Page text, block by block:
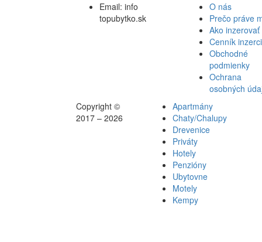
Email: info
topubytko.sk
O nás
Prečo práve
Ako inzerovať
Cenník
Obchodné
podmienky
Ochrana
osobných
Copyright ©
2017 – 2026
Apartmány
Chaty/Chalupy
Drevenice
Priváty
Hotely
Penzióny
Ubytovne
Motely
Kempy